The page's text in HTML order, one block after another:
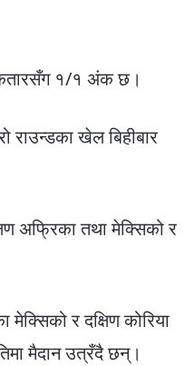
कतारसँग १/१ अंक छ।
राउन्डका खेल बिहीबार
अफ्रिका तथा मेक्सिको र
र दक्षिण कोरिया
मैदान उत्रँदै छन्।